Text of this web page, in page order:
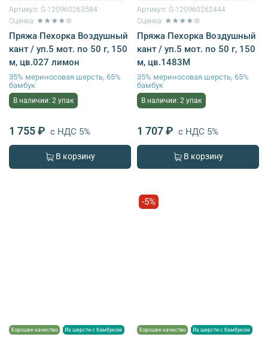
Артикул: G-120960263584
Оценка: ★★★★☆
Пряжа Пехорка Воздушный
кант / уп.5 мот. по 50 г, 150
м, цв.027 лимон
35% мериносовая шерсть, 65%
бамбук
В наличии: 2 упак
1 755 ₽ с НДС 5%
В корзину
Артикул: G-120960262444
Оценка: ★★★★☆
Пряжа Пехорка Воздушный
кант / уп.5 мот. по 50 г, 150
м, цв.1483М
35% мериносовая шерсть, 65%
бамбук
В наличии: 2 упак
1 707 ₽ с НДС 5%
В корзину
Хорошее качество Из шерсти с бамбуком
-5%
Хорошее качество Из шерсти с бамбуком